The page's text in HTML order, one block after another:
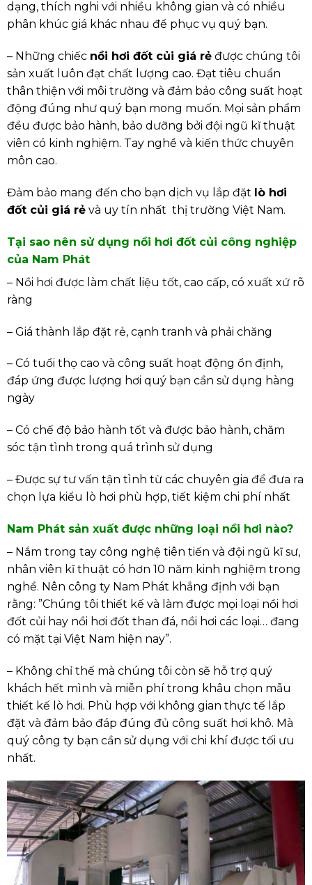
dạng, thích nghi với nhiều không gian và có nhiều
phân khúc giá khác nhau để phục vụ quý bạn.
– Những chiếc nồi hơi đốt củi giá rẻđược chúng tôi
sản xuất luôn đạt chất lượng cao. Đạt tiêu chuẩn
thân thiện với môi trường và đảm bảo công suất hoạt
động đúng như quý bạn mong muốn. Mọi sản phẩm
đều được bảo hành, bảo dưỡng bởi đội ngũ kĩ thuật
viên có kinh nghiệm. Tay nghề và kiến thức chuyên
môn cao.
Đảm bảo mang đến cho bạn dịch vụ lắp đặt lò hơi
đốt củi giá rẻvà uy tín nhất thị trường Việt Nam.
Tại sao nên sử dụng nồi hơi đốt củi công nghiệp
của Nam Phát
– Nồi hơi được làm chất liệu tốt, cao cấp, có xuất xứ rõ
ràng
– Giá thành lắp đặt rẻ, cạnh tranh và phải chăng
– Có tuổi thọ cao và công suất hoạt động ổn định,
đáp ứng được lượng hơi quý bạn cần sử dụng hàng
ngày
– Có chế độ bảo hành tốt và được bảo hành, chăm
sóc tận tình trong quá trình sử dụng
– Được sự tư vấn tận tình từ các chuyên gia để đưa ra
chọn lựa kiểu lò hơi phù hợp, tiết kiệm chi phí nhất
Nam Phát sản xuất được những loại nồi hơi nào?
– Nắm trong tay công nghệ tiên tiến và đội ngũ kĩ sư,
nhân viên kĩ thuật có hơn 10 năm kinh nghiệm trong
nghề. Nên công ty Nam Phát khẳng định với bạn
rằng: ”Chúng tôi thiết kế và làm được mọi loại nồi hơi
đốt củi hay nồi hơi đốt than đá, nồi hơi các loại… đang
có mặt tại Việt Nam hiện nay”.
– Không chỉ thế mà chúng tôi còn sẽ hỗ trợ quý
khách hết mình và miễn phí trong khâu chọn mẫu
thiết kế lò hơi. Phù hợp với không gian thực tế lắp
đặt và đảm bảo đáp đúng đủ công suất hơi khô. Mà
quý công ty bạn cần sử dụng với chi khí được tối ưu
nhất.